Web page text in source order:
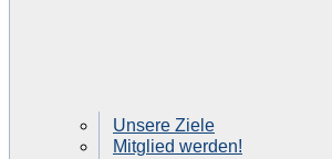
Unsere Ziele
Mitglied werden!